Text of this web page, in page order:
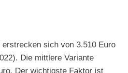
erstrecken sich von 3.510 Euro
Die mittlere Variante
Der wichtigste Faktor ist